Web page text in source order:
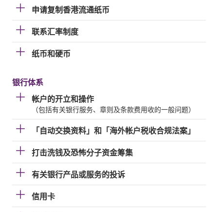
申请复制香港流通纸币
联系汇率制度
纸币和硬币
银行体系
帐户的开立和操作
（包括有关银行服务、章则及条款费用收的一般问题）
「自动交换资料」和「海外帐户税收合规法案」
打击洗钱及恐怖分子资金筹集
有关银行产品或服务的投诉
信用卡